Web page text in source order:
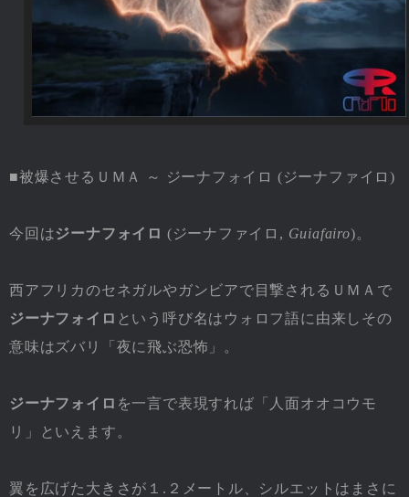
■被爆させるＵＭＡ ～ ジーナフォイロ (ジーナファイロ)
今回はジーナフォイロ (ジーナファイロ, Guiafairo)。
西アフリカのセネガルやガンビアで目撃されるＵＭＡで
ジーナフォイロ という呼び名はウォロフ語に由来しその
意味はズバリ「夜に飛ぶ恐怖」。
ジーナフォイロ を一言で表現すれば「人面オオコウモ
リ」といえます。
翼を広げた大きさが１.２メートル、シルエットはまさに